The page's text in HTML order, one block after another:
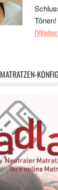
MATRATZEN-